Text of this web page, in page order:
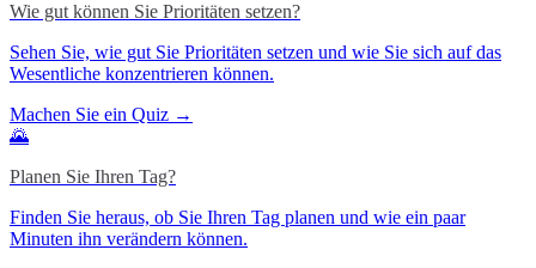
Wie gut können Sie Prioritäten setzen?
Sehen Sie, wie gut Sie Prioritäten setzen und wie Sie sich auf das
Wesentliche konzentrieren können.
Machen Sie ein Quiz →
🌄
Planen Sie Ihren Tag?
Finden Sie heraus, ob Sie Ihren Tag planen und wie ein paar
Minuten ihn verändern können.